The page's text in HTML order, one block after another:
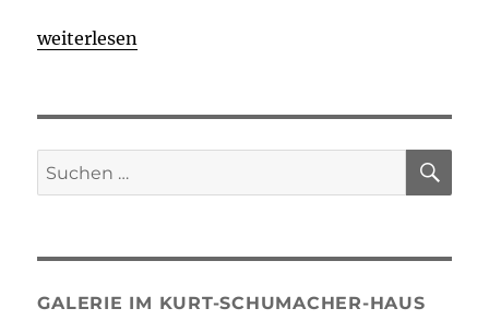
„Zeichnungen und Aquarelle aus der
weiterlesen
Suchen
nach:
GALERIE IM KURT-SCHUMACHER-HAUS